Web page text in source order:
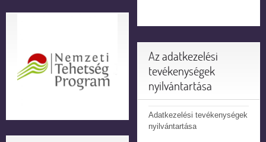
Az adatkezelési
tevékenységek
nyilvántartása
Adatkezelési tevékenységek
nyilvántartása